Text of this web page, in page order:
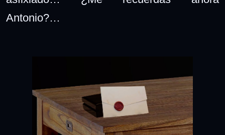
Antonio?…